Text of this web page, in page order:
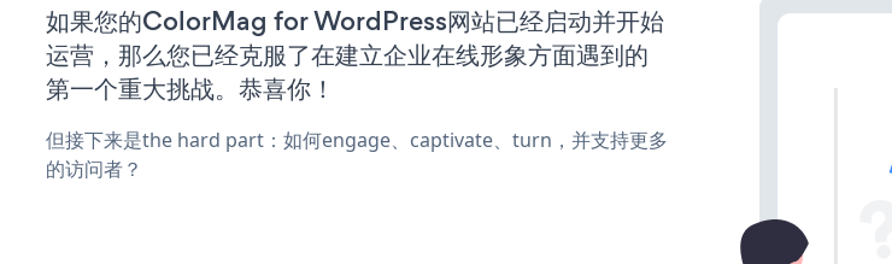
如果您的ColorMag for WordPress网站已经启动并开始
运营，那么您已经克服了在建立企业在线形象方面遇到的
第一个重大挑战。恭喜你！
但接下来是the hard part：如何engage、captivate、turn，并支持更多
的访问者？